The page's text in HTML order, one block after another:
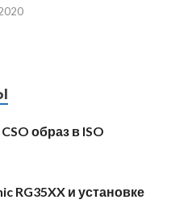
образ в ISO
RG35XX и установке